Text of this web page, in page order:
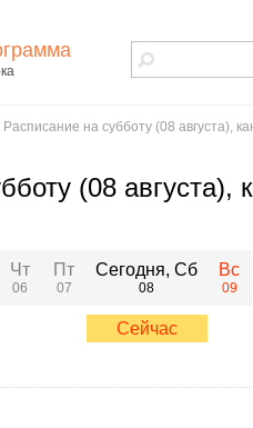
Расписание на субботу (08 августа),
(08 августа),
Чт
06
Пт
07
Сегодня, Сб
08
Сейчас
Вс
09